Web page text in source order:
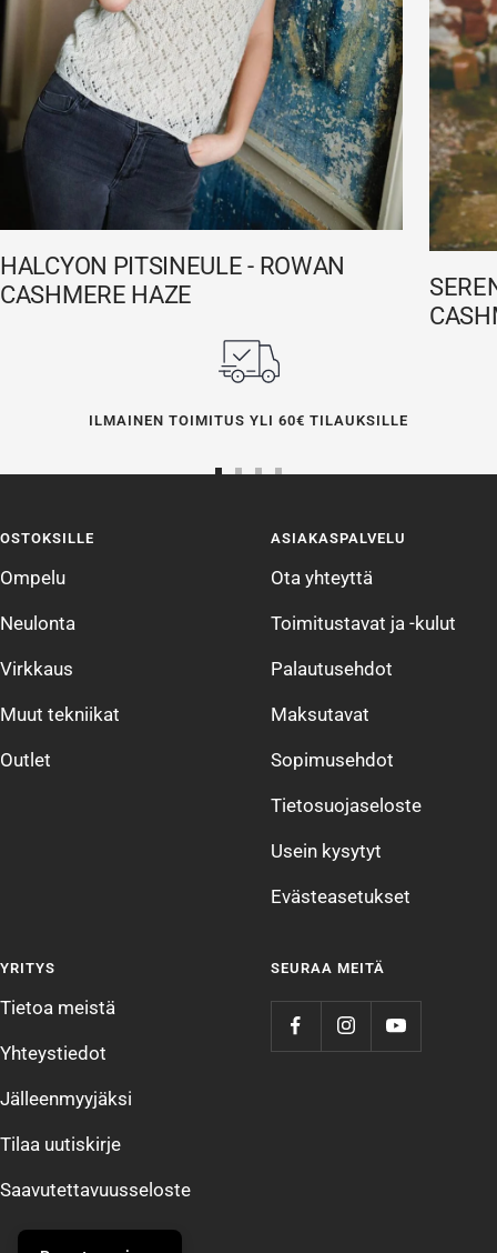
HALCYON PITSINEULE - ROWAN
CASHMERE HAZE
ILMAINEN TOIMITUS YLI 60€ TILAUKSILLE
4
OSTOKSILLE
Ompelu
Neulonta
Virkkaus
Muut tekniikat
Outlet
ASIAKASPALVELU
Ota yhteyttä
Toimitustavat ja -kulut
Palautusehdot
Maksutavat
Sopimusehdot
Tietosuojaseloste
Usein kysytyt
Evästeasetukset
YRITYS
Tietoa meistä
Yhteystiedot
Jälleenmyyjäksi
Tilaa uutiskirje
Saavutettavuusseloste
SEURAA MEITÄ